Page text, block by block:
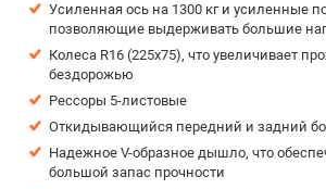
Усиленная ось на 1300 кг и усиленные
позволяющие выдерживать большие
Колеса R16 (225х75), что увеличивает
бездорожью
Рессоры 5-листовые
Откидывающийся передний и задний
Надежное V-образное дышло, что
большой запас прочности